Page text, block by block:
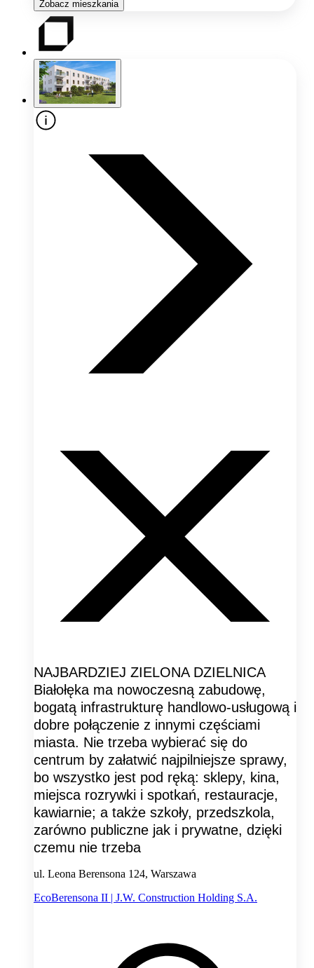
Zobacz mieszkania
NAJBARDZIEJ ZIELONA DZIELNICA
Białołęka ma nowoczesną zabudowę,
bogatą infrastrukturę handlowo-usługową i
dobre połączenie z innymi częściami
miasta. Nie trzeba wybierać się do
centrum by załatwić najpilniejsze sprawy,
bo wszystko jest pod ręką: sklepy, kina,
miejsca rozrywki i spotkań, restauracje,
kawiarnie; a także szkoły, przedszkola,
zarówno publiczne jak i prywatne, dzięki
czemu nie trzeba
ul. Leona Berensona 124, Warszawa
EcoBerensona II | J.W. Construction Holding S.A.